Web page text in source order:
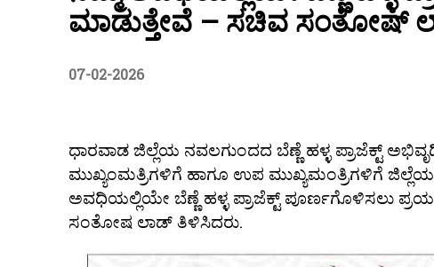
ಮಾಡುತ್ತೇವೆ – ಸಚಿವ ಸಂತೋಷ್
07-02-2026
ಧಾರವಾಡ ಜಿಲ್ಲೆಯ ನವಲಗುಂದದ ಬೆಣ್ಣೆ ಹಳ್ಳ ಪ್ರಾಜೆಕ್ಟ್‌
ಮುಖ್ಯಂಮತ್ರಿಗಳಿಗೆ ಹಾಗೂ ಉಪ ಮುಖ್ಯಮಂತ್ರಿಗಳಿಗೆ ಜಿಲ್ಲೆಯ
ಅವಧಿಯಲ್ಲಿಯೇ ಬೆಣ್ಣೆ ಹಳ್ಳ ಪ್ರಾಜೆಕ್ಟ್ ಪೂರ್ಣಗೊಳಿಸಲು
ಸಂತೋಷ ಲಾಡ್ ತಿಳಿಸಿದರು.